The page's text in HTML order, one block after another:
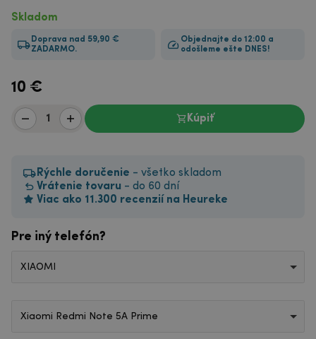
Skladom
Doprava nad 59,90 €
ZADARMO.
Objednajte do 12:00 a
odošleme ešte DNES!
10 €
Kúpiť
Rýchle doručenie - všetko skladom
Vrátenie tovaru - do 60 dní
Viac ako 11.300 recenzií na Heureke
Pre iný telefón?
XIAOMI
Xiaomi Redmi Note 5A Prime